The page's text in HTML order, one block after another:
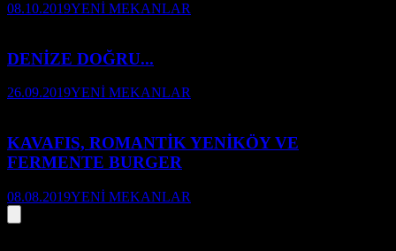
08.10.2019YENİ MEKANLAR
DENİZE DOĞRU...
26.09.2019YENİ MEKANLAR
KAVAFIS, ROMANTİK YENİKÖY VE
FERMENTE BURGER
08.08.2019YENİ MEKANLAR